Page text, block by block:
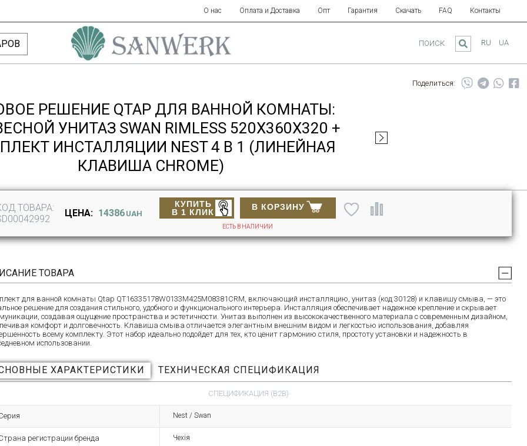
О нас Оплата и Доставка Опт Гарантия Скачать FAQ Контакты
RU UA
ПОИСК
Поделиться:
РЕШЕНИЕ QTAP ДЛЯ ВАННОЙ КОМНАТЫ:
УНИТАЗ SWAN RIMLESS 520Х360Х320 +
ИНСТАЛЛЯЦИИ NEST 4 В 1 (ЛИНЕЙНАЯ
КЛАВИША CHROME)
ТОВАРА:
ЦЕНА: 14386 UAH
В КОРЗИНУ
КУПИТЬ
В 1 КЛИК
ЕСТЬ В НАЛИЧИИ
ТОВАРА
для ванной комнаты Qtap QT16335178W0133M425M08381CRM, включающий инсталляцию, унитаз (код 30128) и клавишу смыва, — это
решение для создания стильного, удобного и функционального интерьера. Инсталляция обеспечивает надежное крепление и скрывает
создавая ощущение пространства и эстетичности. Унитаз выполнен из высококачественного материала с современным дизайном,
комфорт и долговечность. Клавиша смыва отличается элегантным внешним видом и легкостью использования, добавляя
всему комплекту. Этот набор идеально подойдет для тех, кто ценит гармонию стиля, простоту установки и надежность в
использовании.
ХАРАКТЕРИСТИКИ ТЕХНИЧЕСКАЯ СПЕЦИФИКАЦИЯ
СПЕЦИФИКАЦИЯ (B2B)
Nest / Swan
регистрации бренда Чехія